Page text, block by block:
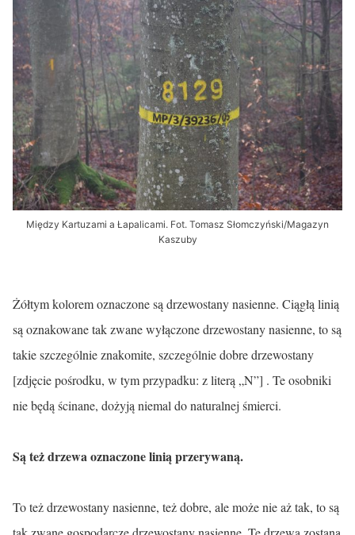
Między Kartuzami a Łapalicami. Fot. Tomasz Słomczyński/Magazyn
Kaszuby
Żółtym kolorem oznaczone są drzewostany nasienne. Ciągłą linią
są oznakowane tak zwane wyłączone drzewostany nasienne, to są
takie szczególnie znakomite, szczególnie dobre drzewostany
[zdjęcie pośrodku, w tym przypadku: z literą „N”] . Te osobniki
nie będą ścinane, dożyją niemal do naturalnej śmierci.
Są też drzewa oznaczone linią przerywaną.
To też drzewostany nasienne, też dobre, ale może nie aż tak, to są